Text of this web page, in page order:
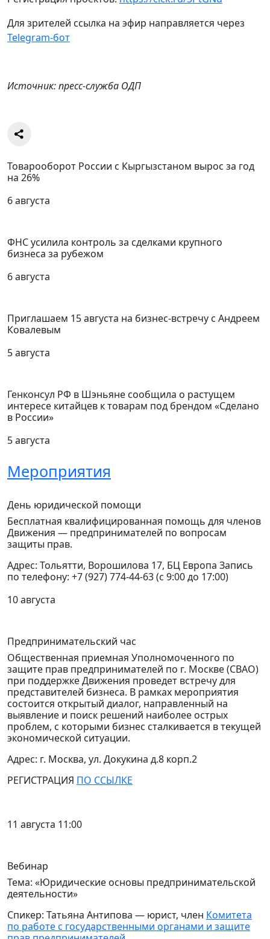
Для зрителей ссылка на эфир направляется через
Telegram-бот
Источник: пресс-служба ОДП
Товарооборот России с Кыргызстаном вырос за год
на 26%
6 августа
ФНС усилила контроль за сделками крупного
бизнеса за рубежом
6 августа
Приглашаем 15 августа на бизнес-встречу с Андреем
Ковалевым
5 августа
Генконсул РФ в Шэньяне сообщила о растущем
интересе китайцев к товарам под брендом «Сделано
в России»
5 августа
Мероприятия
День юридической помощи
Бесплатная квалифицированная помощь для членов
Движения — предпринимателей по вопросам
защиты прав.
Адрес: Тольятти, Ворошилова 17, БЦ Европа Запись
по телефону: +7 (927) 774-44-63 (с 9:00 до 17:00)
10 августа
Предпринимательский час
Общественная приемная Уполномоченного по
защите прав предпринимателей по г. Москве (СВАО)
при поддержке Движения проведет встречу для
представителей бизнеса. В рамках мероприятия
состоится открытый диалог, направленный на
выявление и поиск решений наиболее острых
проблем, с которыми бизнес сталкивается в текущей
экономической ситуации.
Адрес: г. Москва, ул. Докукина д.8 корп.2
РЕГИСТРАЦИЯ ПО ССЫЛКЕ
11 августа 11:00
Вебинар
Тема: «Юридические основы предпринимательской
деятельности»
Спикер: Татьяна Антипова — юрист, член Комитета
по работе с государственными органами и защите